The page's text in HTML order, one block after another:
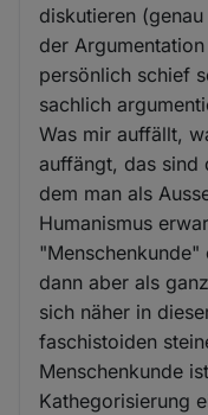
diskutieren
der
persönlich schief
sachlich
Was mir auffällt,
auffängt, das sind
dem man als
Humanismus
dann aber als
sich näher in
faschistoiden
Menschenkunde
Kathegorisierung